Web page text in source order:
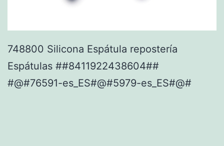
748800 Silicona Espátula repostería
Espátulas ##8411922438604##
#@#76591-es_ES#@#5979-es_ES#@#